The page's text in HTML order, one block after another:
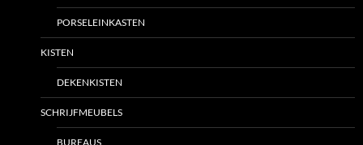
PORSELEINKASTEN
KISTEN
DEKENKISTEN
SCHRIJFMEUBELS
BUREAUS